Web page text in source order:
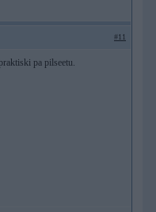
#11
pa pilseetu.